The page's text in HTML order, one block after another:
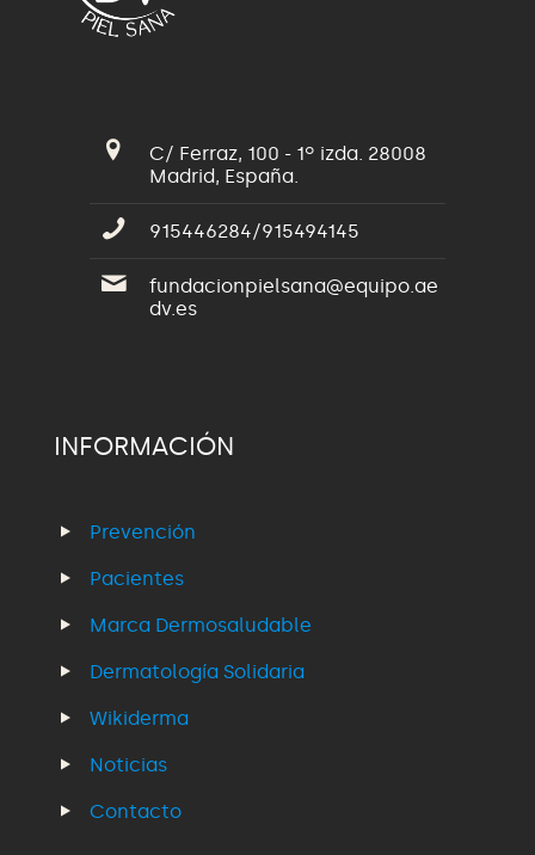
C/ Ferraz, 100 - 1º izda. 28008
Madrid, España.
915446284/915494145
fundacionpielsana@equipo.ae
dv.es
INFORMACIÓN
Prevención
Pacientes
Marca Dermosaludable
Dermatología Solidaria
Wikiderma
Noticias
Contacto